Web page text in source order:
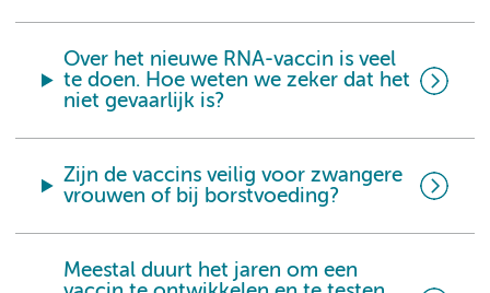
Over het nieuwe RNA-vaccin is veel
te doen. Hoe weten we zeker dat het
niet gevaarlijk is?
Zijn de vaccins veilig voor zwangere
vrouwen of bij borstvoeding?
Meestal duurt het jaren om een